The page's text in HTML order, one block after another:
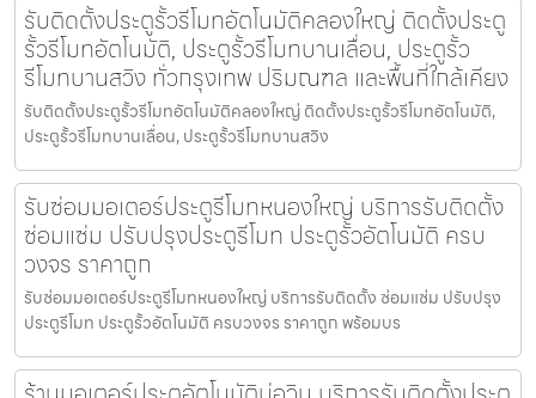
รับติดตั้งประตูรั้วรีโมทอัตโนมัติคลองใหญ่ ติดตั้งประตู
รั้วรีโมทอัตโนมัติ, ประตูรั้วรีโมทบานเลื่อน, ประตูรั้ว
รีโมทบานสวิง ทั่วกรุงเทพ ปริมณฑล และพื้นที่ใกล้เคียง
รับติดตั้งประตูรั้วรีโมทอัตโนมัติคลองใหญ่ ติดตั้งประตูรั้วรีโมทอัตโนมัติ,
ประตูรั้วรีโมทบานเลื่อน, ประตูรั้วรีโมทบานสวิง
รับซ่อมมอเตอร์ประตูรีโมทหนองใหญ่ บริการรับติดตั้ง
ซ่อมแซ่ม ปรับปรุงประตูรีโมท ประตูรั้วอัตโนมัติ ครบ
วงจร ราคาถูก
รับซ่อมมอเตอร์ประตูรีโมทหนองใหญ่ บริการรับติดตั้ง ซ่อมแซ่ม ปรับปรุง
ประตูรีโมท ประตูรั้วอัตโนมัติ ครบวงจร ราคาถูก พร้อมบร